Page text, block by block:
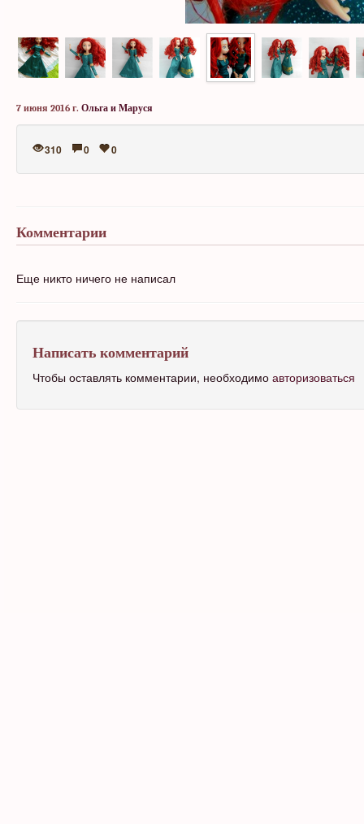
7 июня 2016 г. Ольга и Маруся
310 0 0
Комментарии
Еще никто ничего не написал
Написать комментарий
Чтобы оставлять комментарии, необходимо авторизоваться